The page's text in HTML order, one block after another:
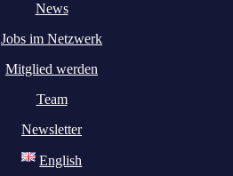
News
Jobs im Netzwerk
Mitglied werden
Team
Newsletter
English